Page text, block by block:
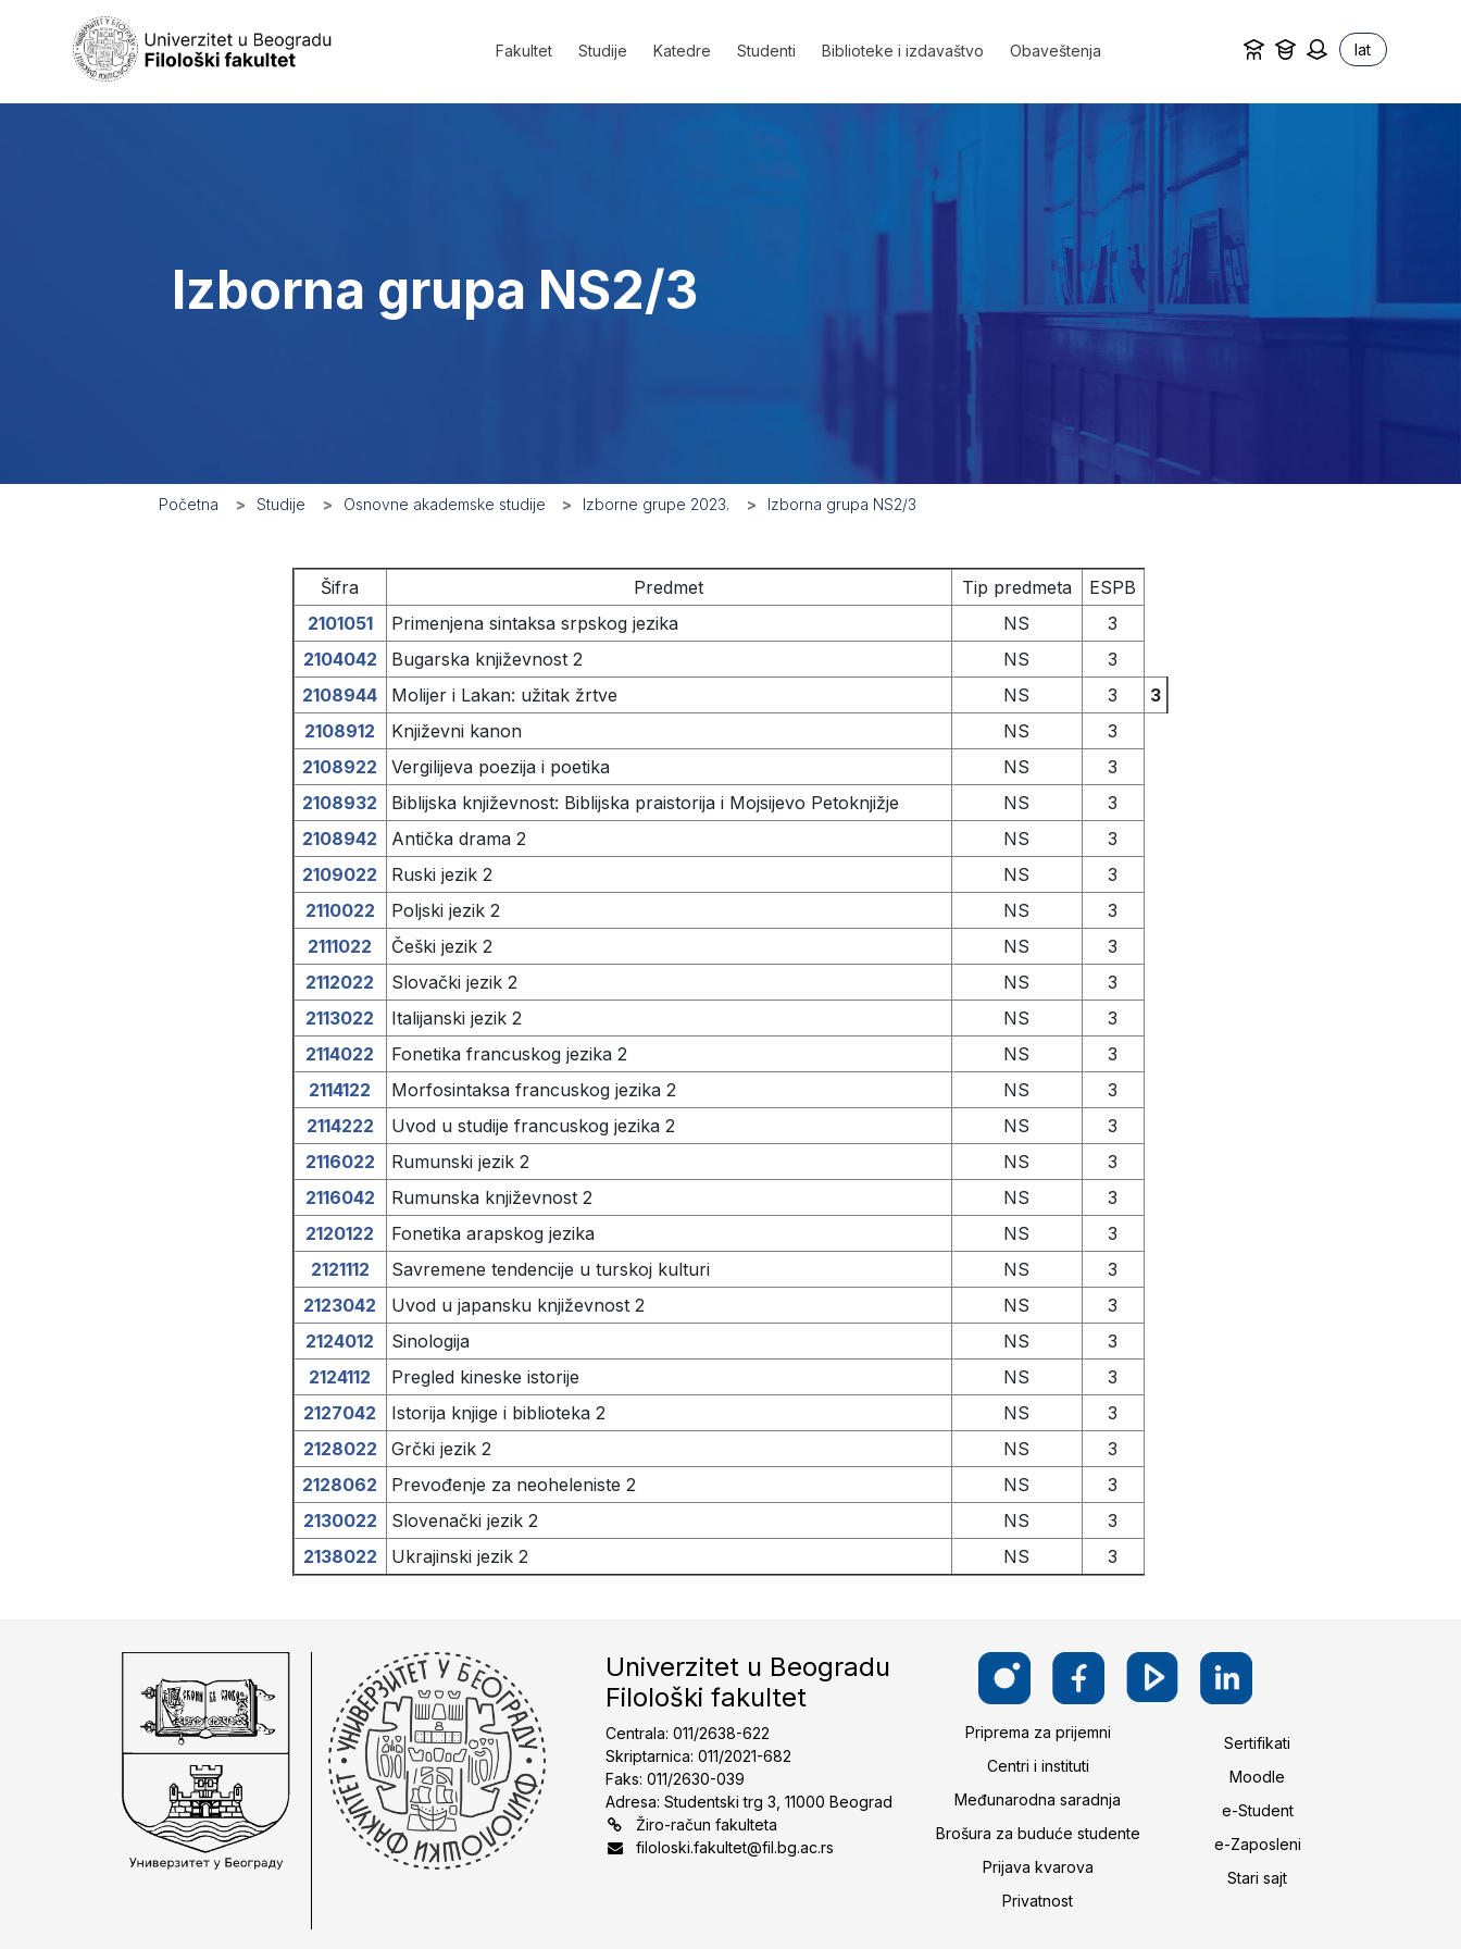
Fakultet Studije Katedre Studenti Biblioteke i izdavaštvo Obaveštenja lat
Izborna grupa NS2/3
Početna Studije Osnovne akademske studije Izborne grupe 2023. Izborna grupa NS2/3
Šifra Predmet Tip predmeta
ESPB
2101051
Primenjena sintaksa srpskog jezika NS
3
2104042
Bugarska književnost 2 NS
3
2108944
Molijer i Lakan: užitak žrtve NS 3
3
2108912
Književni kanon NS
3
2108922
Vergilijeva poezija i poetika NS
3
2108932
Biblijska književnost: Biblijska praistorija i Mojsijevo Petoknjižje NS
3
2108942
Antička drama 2 NS
3
2109022
Ruski jezik 2 NS
3
2110022
Poljski jezik 2 NS
3
2111022
Češki jezik 2 NS
3
2112022
Slovački jezik 2 NS
3
2113022
Italijanski jezik 2 NS
3
2114022
Fonetika francuskog jezika 2 NS
3
2114122
Morfosintaksa francuskog jezika 2 NS
3
2114222
Uvod u studije francuskog jezika 2 NS
3
2116022
Rumunski jezik 2 NS
3
2116042
Rumunska književnost 2 NS
3
2120122
Fonetika arapskog jezika NS
3
2121112
Savremene tendencije u turskoj kulturi NS
3
2123042
Uvod u japansku književnost 2 NS
3
2124012
Sinologija NS
3
2124112
Pregled kineske istorije NS
3
2127042
Istorija knjige i biblioteka 2 NS
3
2128022
Grčki jezik 2 NS
3
2128062
Prevođenje za neoheleniste 2 NS
3
2130022
Slovenački jezik 2 NS
3
2138022
Ukrajinski jezik 2 NS 3
Univerzitet u Beogradu
Filološki fakultet
Centrala: 011/2638-622
Skriptarnica: 011/2021-682
Faks: 011/2630-039
Adresa: Studentski trg 3, 11000 Beograd
Žiro-račun fakulteta
filoloski.fakultet@fil.bg.ac.rs
Priprema za prijemni
Centri i instituti
Međunarodna saradnja
Brošura za buduće studente
Prijava kvarova
Privatnost
Sertifikati
Moodle
e-Student
e-Zaposleni
Stari sajt